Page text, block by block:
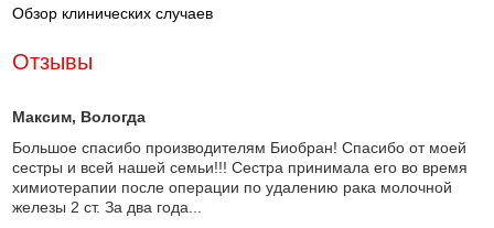
Обзор клинических случаев
Отзывы
Максим, Вологда
Большое спасибо производителям Биобран! Спасибо от моей
сестры и всей нашей семьи!!! Сестра принимала его во время
химиотерапии после операции по удалению рака молочной
железы 2 ст. За два года...